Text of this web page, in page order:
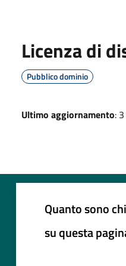
Licenza di
Pubblico dominio
Ultimo aggiornamento:
Quanto sono
su questa